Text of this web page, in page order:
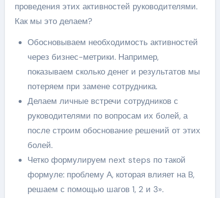
проведения этих активностей руководителями.
Как мы это делаем?
Обосновываем необходимость активностей
через бизнес-метрики. Например,
показываем сколько денег и результатов мы
потеряем при замене сотрудника.
Делаем личные встречи сотрудников с
руководителями по вопросам их болей, а
после строим обоснование решений от этих
болей.
Четко формулируем next steps по такой
формуле: проблему А, которая влияет на B,
решаем с помощью шагов 1, 2 и 3».